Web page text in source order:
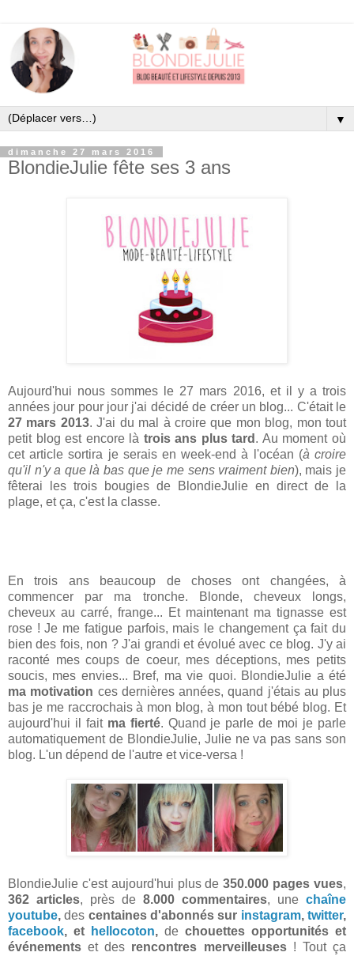
▼
dimanche 27 mars 2016
BlondieJulie fête ses 3 ans
Aujourd'hui nous sommes le 27 mars 2016, et il y a trois
années jour pour jour j'ai décidé de créer un blog... C'était le
27 mars 2013. J'ai du mal à croire que mon blog, mon tout
petit blog est encore là trois ans plus tard . Au moment où
cet article sortira je serais en week-end à l'océan (à croire
qu'il n'y a que là bas que je me sens vraiment bien), mais je
fêterai les trois bougies de BlondieJulie en direct de la
plage, et ça, c'est la classe.
En trois ans beaucoup de choses ont changées, à
commencer par ma tronche. Blonde, cheveux longs,
cheveux au carré, frange... Et maintenant ma tignasse est
rose ! Je me fatigue parfois, mais le changement ça fait du
bien des fois, non ? J'ai grandi et évolué avec ce blog. J'y ai
raconté mes coups de coeur, mes déceptions, mes petits
soucis, mes envies... Bref, ma vie quoi. BlondieJulie a été
ma motivation ces dernières années, quand j'étais au plus
bas je me raccrochais à mon blog, à mon tout bébé blog. Et
aujourd'hui il fait ma fierté. Quand je parle de moi je parle
automatiquement de BlondieJulie, Julie ne va pas sans son
blog. L'un dépend de l'autre et vice-versa !
BlondieJulie c'est aujourd'hui plus de350.000 pages vues,
362 articles, près de 8.000 commentaires, une chaîne
youtube,des centaines d'abonnés sur instagram,twitter,
facebook, et hellocoton, de chouettes opportunités et
événementset des rencontres merveilleuses! Tout ça